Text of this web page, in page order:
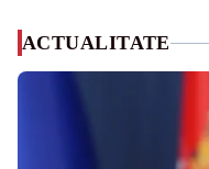
ACTUALITATE